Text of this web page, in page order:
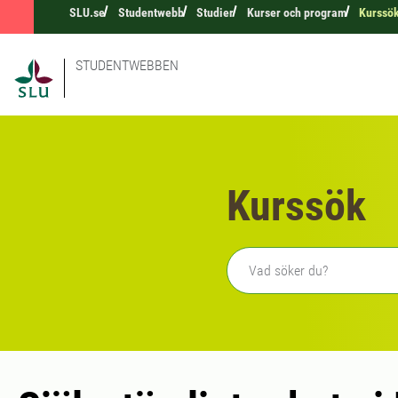
SLU.se Studentwebb Studier Kurser och program
STUDENTWEBBEN
Kurssök
Fritext sökning